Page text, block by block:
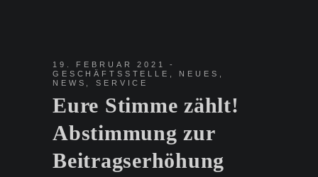
19. FEBRUAR 2021
GESCHÄFTSSTELLE
NEUES
NEWS
,SERVICE
Eure Stimme zählt!
Abstimmung zur
Beitragserhöhung